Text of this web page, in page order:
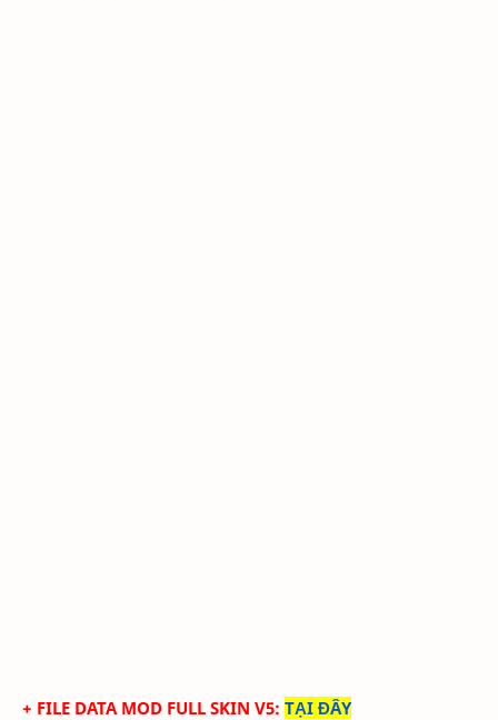
+ FILE DATA MOD FULL SKIN V5: TẠI ĐÂY